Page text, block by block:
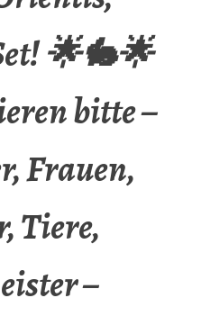
🌟🐇🌟
bitte –
Frauen,
Tiere,
–